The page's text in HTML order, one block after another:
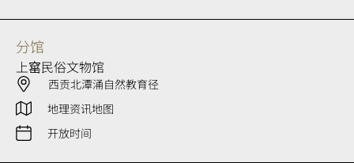
分馆
上窰民俗文物馆
西贡北潭涌自然教育径
地理资讯地图
开放时间